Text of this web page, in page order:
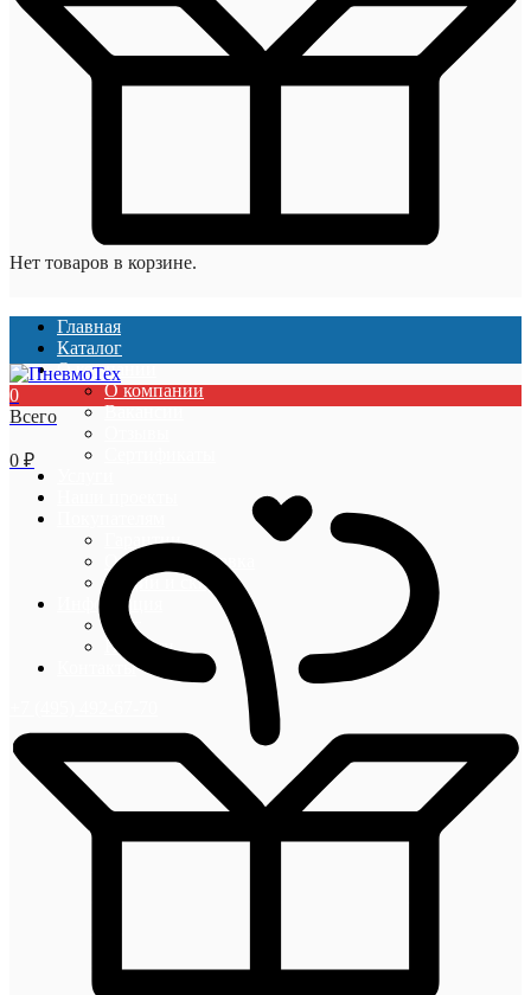
Нет товаров в корзине.
Главная
Каталог
О компании
О компании
Вакансии
Гарантии
Оплата и доставка
Акции и скидки
Информация
Блог
Новости
Контакты
0
Всего
0 ₽